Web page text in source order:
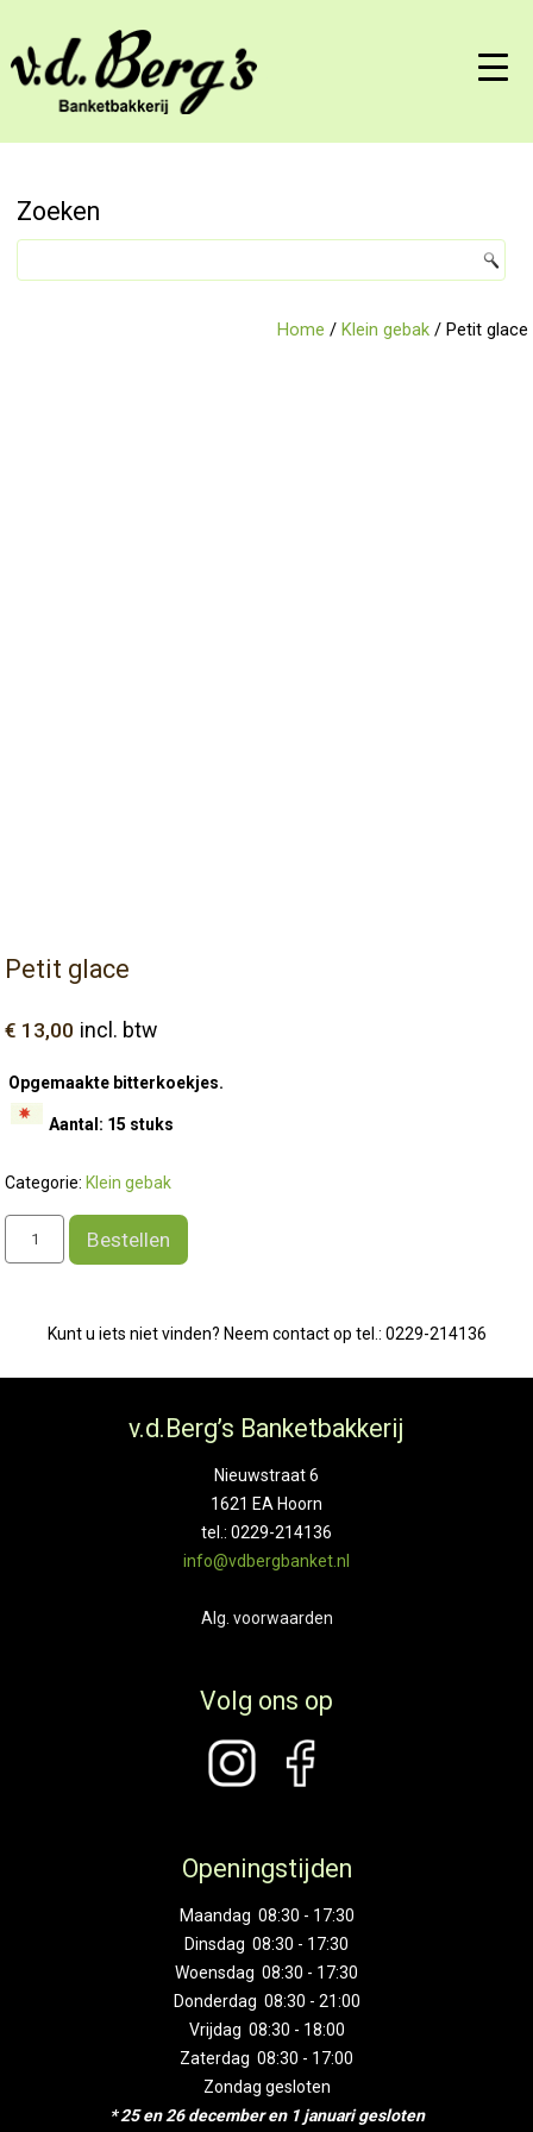
Zoeken
Home / Klein gebak/ Petit glace
Petit glace
€ 13,00 incl. btw
Opgemaakte bitterkoekjes.
Aantal: 15 stuks
Categorie: Klein gebak
glace
Bestellen
Kunt u iets niet vinden? Neem contact op tel.: 0229-214136
v.d.Berg’s Banketbakkerij
Nieuwstraat 6
1621 EA Hoorn
tel.: 0229-214136
info@vdbergbanket.nl
Alg. voorwaarden
Volg ons op
Openingstijden
Maandag 08:30 - 17:30
Dinsdag 08:30 - 17:30
Woensdag 08:30 - 17:30
Donderdag 08:30 - 21:00
Vrijdag 08:30 - 18:00
Zaterdag 08:30 - 17:00
Zondag gesloten
* 25 en 26 december en 1 januari gesloten